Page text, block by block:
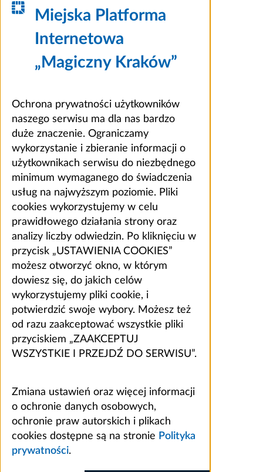
Miejska Platforma
Internetowa
„Magiczny Kraków”
Ochrona prywatności użytkowników
naszego serwisu ma dla nas bardzo
duże znaczenie. Ograniczamy
wykorzystanie i zbieranie informacji o
użytkownikach serwisu do niezbędnego
minimum wymaganego do świadczenia
usług na najwyższym poziomie. Pliki
cookies wykorzystujemy w celu
prawidłowego działania strony oraz
analizy liczby odwiedzin. Po kliknięciu w
przycisk „USTAWIENIA COOKIES”
możesz otworzyć okno, w którym
dowiesz się, do jakich celów
wykorzystujemy pliki cookie, i
potwierdzić swoje wybory. Możesz też
od razu zaakceptować wszystkie pliki
przyciskiem „ZAAKCEPTUJ
WSZYSTKIE I PRZEJDŹ DO SERWISU”.
Zmiana ustawień oraz więcej informacji
o ochronie danych osobowych,
ochronie praw autorskich i plikach
cookies dostępne są na stronie Polityka
prywatności.